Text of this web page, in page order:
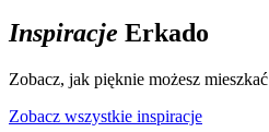
Inspiracje Erkado
Zobacz, jak pięknie możesz mieszkać
Zobacz wszystkie inspiracje